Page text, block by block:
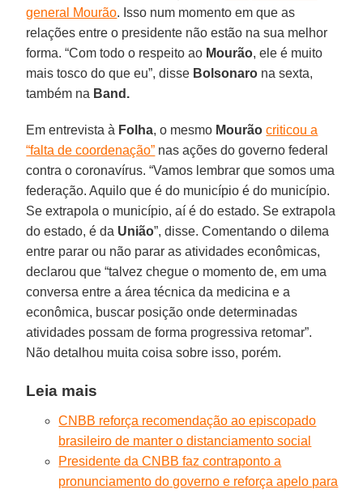
general Mourão. Isso num momento em que as
relações entre o presidente não estão na sua melhor
forma. “Com todo o respeito ao Mourão, ele é muito
mais tosco do que eu”, disse Bolsonaro na sexta,
também na Band.
Em entrevista à Folha, o mesmo Mourão criticou a
“falta de coordenação” nas ações do governo federal
contra o coronavírus. “Vamos lembrar que somos uma
federação. Aquilo que é do município é do município.
Se extrapola o município, aí é do estado. Se extrapola
do estado, é da União”, disse. Comentando o dilema
entre parar ou não parar as atividades econômicas,
declarou que “talvez chegue o momento de, em uma
conversa entre a área técnica da medicina e a
econômica, buscar posição onde determinadas
atividades possam de forma progressiva retomar”.
Não detalhou muita coisa sobre isso, porém.
Leia mais
CNBB reforça recomendação ao episcopado
brasileiro de manter o distanciamento social
Presidente da CNBB faz contraponto a
pronunciamento do governo e reforça apelo para